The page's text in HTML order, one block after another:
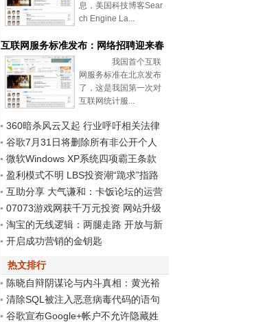
息，美国科技博客Sear
ch Engine La...
互联网服务标准发布：网络招聘迎来春
天
我国首个互联
网服务标准在北京发布
了，这是我国第一次对
互联网统计服...
360暗杀风云又起 行业呼吁相关法律
尽快出台
谷歌7月31日将删除所有非公开个人
资料页面
微软Windows XP系统四项霸王条款
被判无效
盈利模式不明 LBS投资潮“跪求”指路
标互助分享 大气谦和：卡饭论坛的运营
之道
07073游戏网获千万元投资 网站升级
Discuz! X2再度发力
淘宝的无线逻辑：两腿走路 开放与新
商业生态
开启成功营销的金钥匙
热文排行
陈晓自辩阴谋论与内斗真相：黄光裕
智商高
清除SQL被注入恶意病毒代码的语句
谷歌宣布Google+帐户不允许隐藏姓